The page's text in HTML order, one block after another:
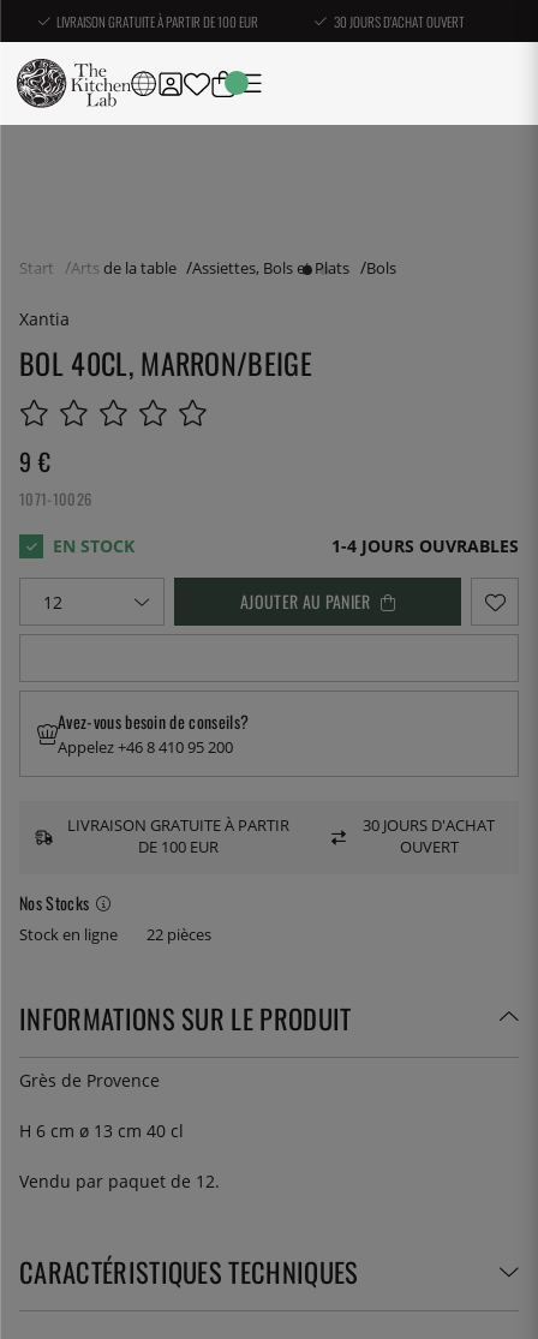
LIVRAISON GRATUITE À PARTIR DE 100 EUR 30 JOURS D'ACHAT OUVERT
Start Arts de la table Assiettes, Bols et Plats Bols
Xantia
BOL 40CL, MARRON/BEIGE
9 €
1071-10026
1-4 JOURS OUVRABLES
AJOUTER AU PANIER
Nos Stocks
Stock en ligne 22 pièces
Avez-vous besoin de conseils?
Appelez +46 8 410 95 200
LIVRAISON GRATUITE À PARTIR
DE 100 EUR
30 JOURS D'ACHAT
OUVERT
INFORMATIONS SUR LE PRODUIT
Grès de Provence
H 6 cm ø 13 cm 40 cl
Vendu par paquet de 12.
CARACTÉRISTIQUES TECHNIQUES